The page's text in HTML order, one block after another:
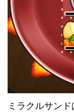
ミラクルサン